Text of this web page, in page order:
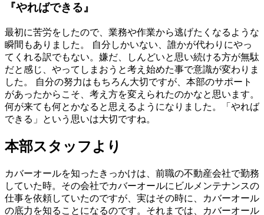
『やればできる』
最初に苦労をしたので、業務や作業から逃げたくなるような
瞬間もありました。 自分しかいない、誰かが代わりにやっ
てくれる訳でもない。嫌だ、しんどいと思い続ける方が無駄
だと感じ、やってしまおうと考え始めた事で意識が変わりま
した。 自分の努力はもちろん大切ですが、本部のサポート
があったからこそ、考え方を変えられたのかなと思います。
何が来ても何とかなると思えるようになりました。「やれば
できる」という思いは大切ですね。
本部スタッフより
カバーオールを知ったきっかけは、前職の不動産会社で勤務
していた時。その会社でカバーオールにビルメンテナンスの
仕事を依頼していたのですが、実はその時に、カバーオール
の底力を知ることになるのです。それまでは、カバーオール